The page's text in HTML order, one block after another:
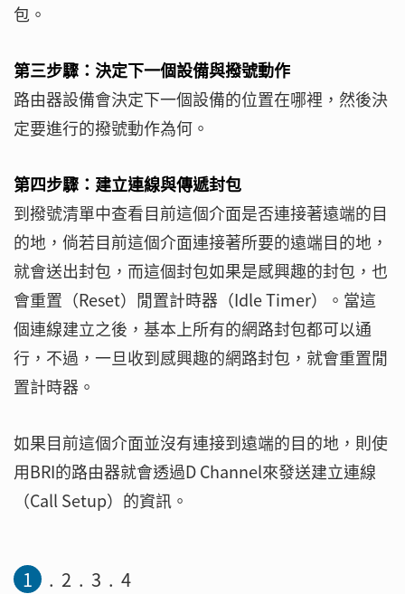
包。
第三步驟：決定下一個設備與撥號動作
路由器設備會決定下一個設備的位置在哪裡，然後決
定要進行的撥號動作為何。
第四步驟：建立連線與傳遞封包
到撥號清單中查看目前這個介面是否連接著遠端的目
的地，倘若目前這個介面連接著所要的遠端目的地，
就會送出封包，而這個封包如果是感興趣的封包，也
會重置（Reset）閒置計時器（Idle Timer）。當這
個連線建立之後，基本上所有的網路封包都可以通
行，不過，一旦收到感興趣的網路封包，就會重置閒
置計時器。
如果目前這個介面並沒有連接到遠端的目的地，則使
用BRI的路由器就會透過D Channel來發送建立連線
（Call Setup）的資訊。
1 2 3 4